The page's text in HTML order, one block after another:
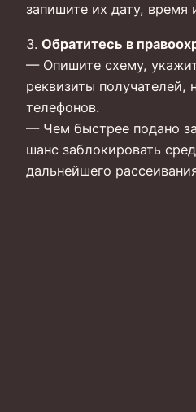
запишите их дату, время
3. Обратитесь в
— Опишите схему,
реквизиты получателей,
телефонов.
— Чем быстрее подано
шанс заблокировать
дальнейшего